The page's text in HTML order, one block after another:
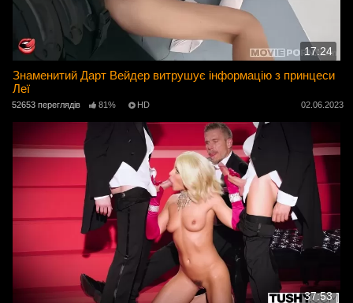
17:24
Знаменитий Дарт Вейдер витрушує інформацію з принцеси
Леї
52653 переглядів 81% HD 02.06.2023
37:53